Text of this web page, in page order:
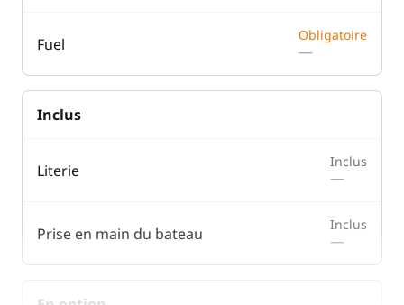
Fuel Obligatoire
—
Inclus
Literie Inclus
—
Prise en main du bateau Inclus
—